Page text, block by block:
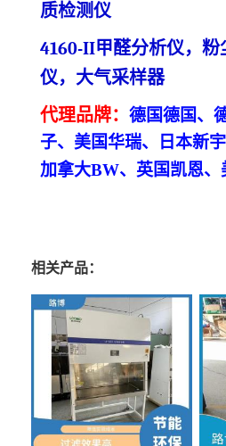
质检测仪
4160-II甲醛分析仪，粉
仪，大气采样器
代理品牌： 德国德国、
子、美国华瑞、日本新
加拿大BW、英国凯恩、
相关产品：